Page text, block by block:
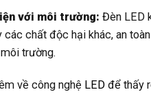
với môi trường: Đèn LED
các chất độc hại khác, an
trường.
về công nghệ LED để thấy